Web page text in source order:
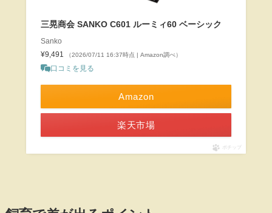
三晃商会 SANKO C601 ルーミィ60 ベーシック
Sanko
¥9,491
（2026/07/11 16:37時点 | Amazon調べ）
口コミを見る
Amazon
楽天市場
ポチップ